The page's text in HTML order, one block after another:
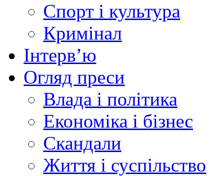
Спорт і культура
Кримінал
Інтерв’ю
Огляд преси
Влада і політика
Економіка і бізнес
Скандали
Життя і суспільство